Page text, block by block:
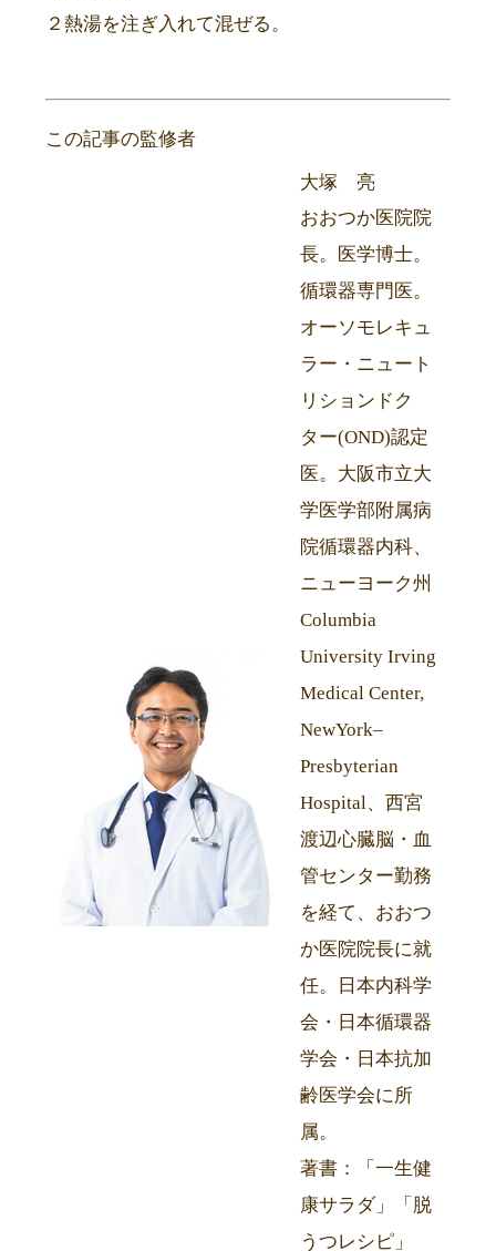
２熱湯を注ぎ入れて混ぜる。
この記事の監修者
大塚 亮
おおつか医院院
長。医学博士。
循環器専門医。
オーソモレキュ
ラー・ニュート
リションドク
ター(OND)認定
医。大阪市立大
学医学部附属病
院循環器内科、
ニューヨーク州
Columbia
University Irving
Medical Center,
NewYork–
Presbyterian
Hospital、西宮
渡辺心臓脳・血
管センター勤務
を経て、おおつ
か医院院長に就
任。日本内科学
会・日本循環器
学会・日本抗加
齢医学会に所
属。
著書：「一生健
康サラダ」「脱
うつレシピ」